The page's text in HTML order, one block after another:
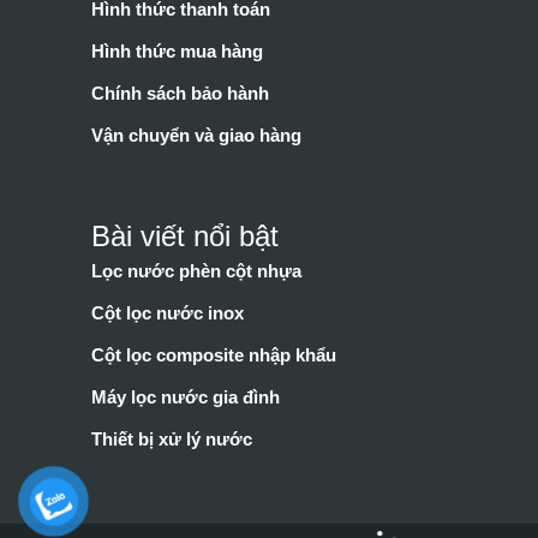
Hình thức thanh toán
Hình thức mua hàng
Chính sách bảo hành
Vận chuyển và giao hàng
Bài viết nổi bật
Lọc nước phèn cột nhựa
Cột lọc nước inox
Cột lọc composite nhập khẩu
Máy lọc nước gia đình
Thiết bị xử lý nước